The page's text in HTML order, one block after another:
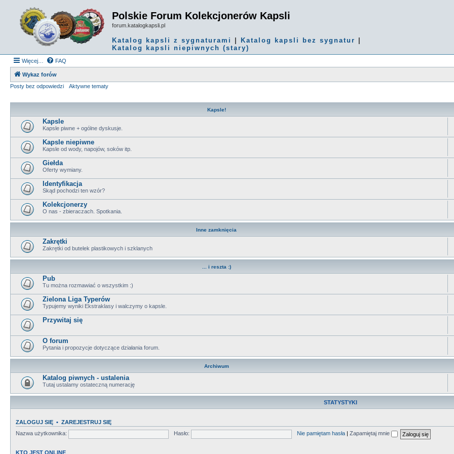
Polskie Forum Kolekcjonerów Kapsli
forum.katalogkapsli.pl
Katalog kapsli z sygnaturami Katalog kapsli bez sygnatur
Katalog kapsli niepiwnych (stary)
Więcej… FAQ
Wykaz forów
Posty bez odpowiedzi
Aktywne tematy
Kapsle!
Kapsle
Kapsle piwne + ogólne dyskusje.
Kapsle niepiwne
Kapsle od wody, napojów, soków itp.
Giełda
Oferty wymiany.
Identyfikacja
Skąd pochodzi ten wzór?
Kolekcjonerzy
O nas - zbieraczach. Spotkania.
Inne zamknięcia
Zakrętki
Zakrętki od butelek plastikowych i szklanych
... i reszta :)
Pub
Tu można rozmawiać o wszystkim :)
Zielona Liga Typerów
Typujemy wyniki Ekstraklasy i walczymy o kapsle.
Przywitaj się
O forum
Pytania i propozycje dotyczące działania forum.
Archiwum
Katalog piwnych - ustalenia
Tutaj ustalamy ostateczną numerację
STATYSTYKI
ZALOGUJ SIĘ • ZAREJESTRUJ SIĘ
Nazwa użytkownika:
Hasło: Nie pamiętam hasła Zapamiętaj mnie
KTO JEST ONLINE